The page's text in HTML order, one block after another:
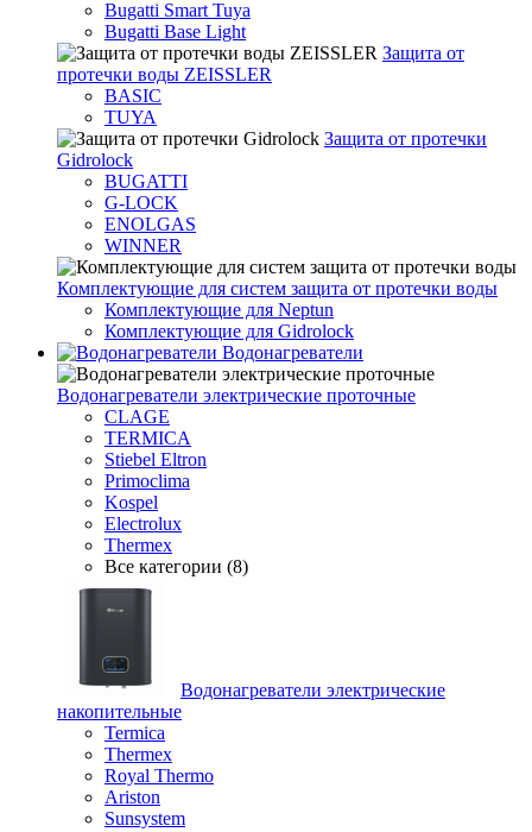
Bugatti Smart Tuya
Bugatti Base Light
Защита от
протечки воды ZEISSLER
BASIC
TUYA
Защита от протечки
Gidrolock
BUGATTI
G-LOCK
ENOLGAS
WINNER
Комплектующие для систем защита от протечки воды
Комплектующие для Neptun
Комплектующие для Gidrolock
Водонагреватели
Водонагреватeли электрические проточные
CLAGE
TERMICA
Stiebel Eltron
Primoclima
Kospel
Electrolux
Thermex
Все категории (8)
Водонагреватели электрические
накопительные
Termica
Thermex
Royal Thermo
Ariston
Sunsystem